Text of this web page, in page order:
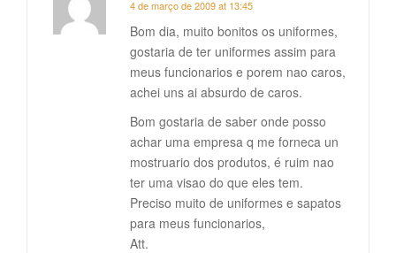
4 de março de 2009 at 13:45
Bom dia, muito bonitos os uniformes,
gostaria de ter uniformes assim para
meus funcionarios e porem nao caros,
achei uns ai absurdo de caros.
Bom gostaria de saber onde posso
achar uma empresa q me forneca un
mostruario dos produtos, é ruim nao
ter uma visao do que eles tem.
Preciso muito de uniformes e sapatos
para meus funcionarios,
Att.